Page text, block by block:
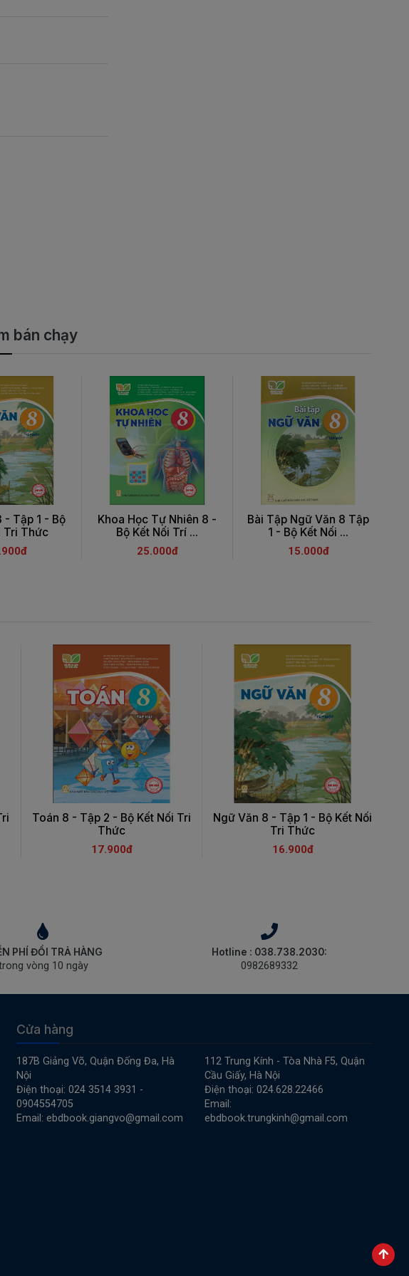
bán chạy
- Tập 1 - Bộ
Tri Thức
Khoa Học Tự Nhiên 8 -
Bộ Kết Nối Trí ...
25.000đ
Bài Tập Ngữ Văn 8 Tập
1 - Bộ Kết Nối ...
15.000đ
Toán 8 - Tập 2 - Bộ Kết Nối Tri
Thức
17.900đ
Ngữ Văn 8 - Tập 1 - Bộ Kết Nối
Tri Thức
16.900đ
PHÍ ĐỔI TRẢ HÀNG
vòng 10 ngày
Hotline : 038.738.2030:
0982689332
Cửa hàng
187B Giảng Võ, Quận Đống Đa, Hà
Nội
Điện thoại: 024 3514 3931 -
0904554705
Email: ebdbook.giangvo@gmail.com
112 Trung Kính - Tòa Nhà F5, Quận
Cầu Giấy, Hà Nội
Điện thoại: 024.628.22466
Email:
ebdbook.trungkinh@gmail.com